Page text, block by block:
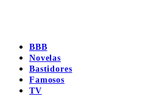
BBB
Novelas
Bastidores
Famosos
TV